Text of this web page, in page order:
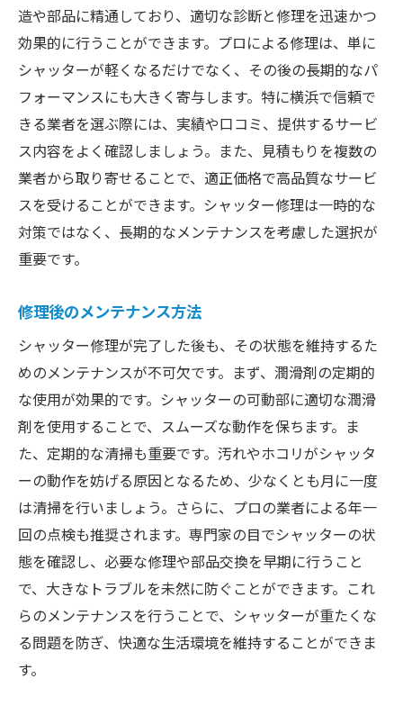
造や部品に精通しており、適切な診断と修理を迅速かつ
効果的に行うことができます。プロによる修理は、単に
シャッターが軽くなるだけでなく、その後の長期的なパ
フォーマンスにも大きく寄与します。特に横浜で信頼で
きる業者を選ぶ際には、実績や口コミ、提供するサービ
ス内容をよく確認しましょう。また、見積もりを複数の
業者から取り寄せることで、適正価格で高品質なサービ
スを受けることができます。シャッター修理は一時的な
対策ではなく、長期的なメンテナンスを考慮した選択が
重要です。
修理後のメンテナンス方法
シャッター修理が完了した後も、その状態を維持するた
めのメンテナンスが不可欠です。まず、潤滑剤の定期的
な使用が効果的です。シャッターの可動部に適切な潤滑
剤を使用することで、スムーズな動作を保ちます。ま
た、定期的な清掃も重要です。汚れやホコリがシャッタ
ーの動作を妨げる原因となるため、少なくとも月に一度
は清掃を行いましょう。さらに、プロの業者による年一
回の点検も推奨されます。専門家の目でシャッターの状
態を確認し、必要な修理や部品交換を早期に行うこと
で、大きなトラブルを未然に防ぐことができます。これ
らのメンテナンスを行うことで、シャッターが重たくな
る問題を防ぎ、快適な生活環境を維持することができま
す。